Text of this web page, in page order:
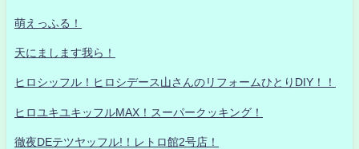
萌えっふる！
天にまします我ら！
ヒロシッフル！ヒロシデース山さんのリフォームひとりDIY！！
ヒロユキユキッフルMAX！スーパークッキング！
徹夜DEテツヤッフル!！レトロ館2号店！